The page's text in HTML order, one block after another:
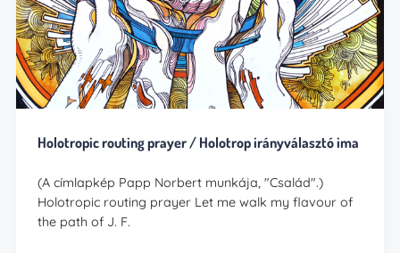
Holotropic routing prayer / Holotrop irányválasztó ima
(A címlapkép Papp Norbert munkája, "Család".)
Holotropic routing prayer Let me walk my flavour of
the path of J. F.